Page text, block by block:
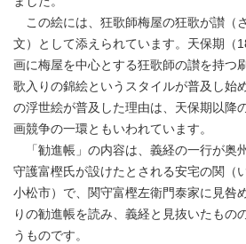
この絵には、狂歌師梅屋の狂歌が讃（
文）として添えられています。天保期（
画に梅屋を中心とする狂歌師の讃を持つ
歌入りの錦絵というスタイルが普及し始
の浮世絵が普及した理由は、天保期以降
画競争の一環ともいわれています。
「勧進帳」の内容は、義経の一行が奥
守護富樫氏が設けたとされる安宅の関（
小松市）で、関守富樫左衛門泰家に見咎
りの勧進帳を読み、義経と見抜いたもの
うものです。